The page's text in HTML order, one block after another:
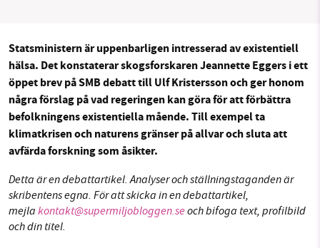
Sök Sparade inlägg Tipsa oss
Facebook Instagram BlueSky
Threads LinkedIn
Statsministern är uppenbarligen intresserad av existentiell
hälsa. Det konstaterar skogsforskaren Jeannette Eggers i ett
öppet brev på SMB debatt till Ulf Kristersson och ger honom
några förslag på vad regeringen kan göra för att förbättra
befolkningens existentiella mående. Till exempel ta
klimatkrisen och naturens gränser på allvar och sluta att
avfärda forskning som åsikter.
Detta är en debattartikel. Analyser och ställningstaganden är
skribentens egna. För att skicka in en debattartikel,
mejlakontakt@supermiljobloggen.seoch bifoga text, profilbild
och din titel.
SMB kämpar för en hållbar framtid. Sedan
starten 2010 har vår ideella redaktion drivit
miljödebatten framåt genom
nyhetsbevakning och granskningar. Nu vill vi
utveckla vårt arbete – och vi hoppas att du
vill hjälpa oss.
Stötta vårt arbete genom att swisha en slant till